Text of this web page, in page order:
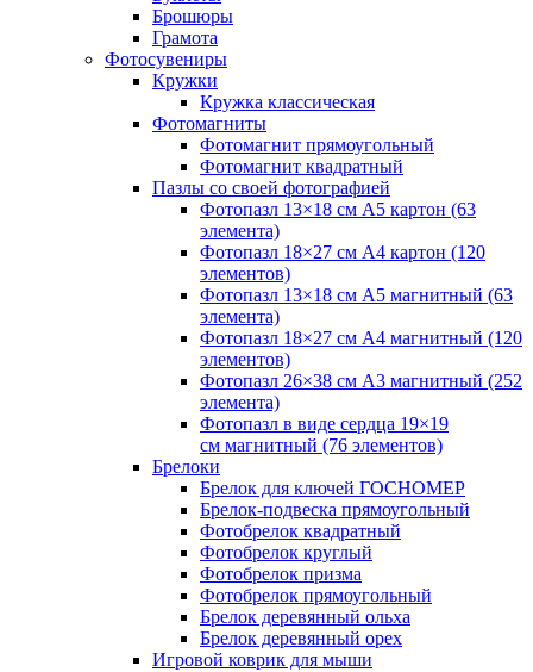
Брошюры
Грамота
Фотосувениры
Кружки
Кружка классическая
Фотомагниты
Фотомагнит прямоугольный
Фотомагнит квадратный
Пазлы со своей фотографией
Фотопазл 13×18 см А5 картон (63
элемента)
Фотопазл 18×27 см А4 картон (120
элементов)
Фотопазл 13×18 см А5 магнитный (63
элемента)
Фотопазл 18×27 см А4 магнитный (120
элементов)
Фотопазл 26×38 см А3 магнитный (252
элемента)
Фотопазл в виде сердца 19×19
см магнитный (76 элементов)
Брелоки
Брелок для ключей ГОСНОМЕР
Брелок-подвеска прямоугольный
Фотобрелок квадратный
Фотобрелок круглый
Фотобрелок призма
Фотобрелок прямоугольный
Брелок деревянный ольха
Брелок деревянный орех
Игровой коврик для мыши